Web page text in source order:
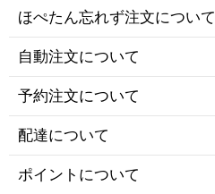
ほぺたん忘れず注文について
自動注文について
予約注文について
配達について
ポイントについて